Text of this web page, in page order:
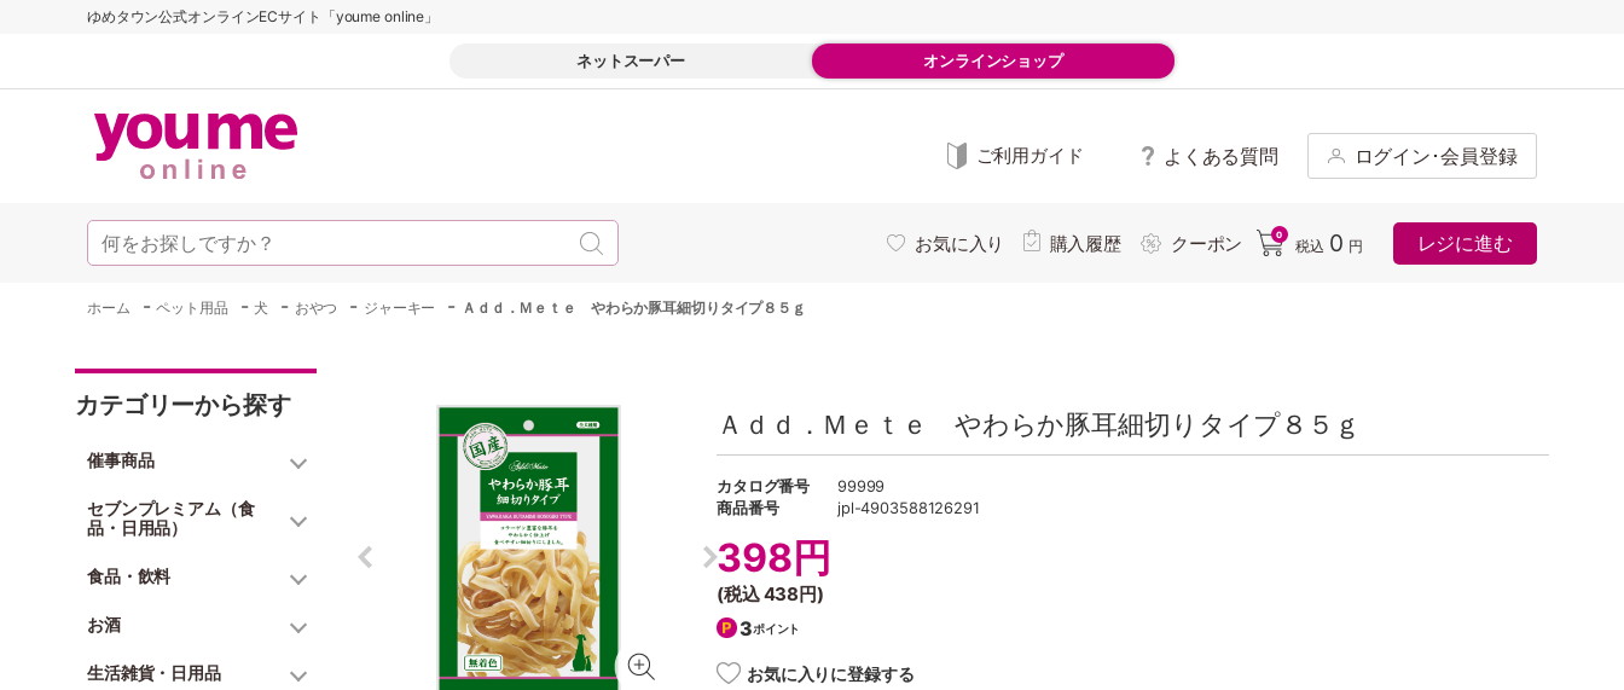
ゆめタウン公式オンラインECサイト「youme online」
ネットスーパー オンラインショップ
ご利用ガイド よくある質問 ログイン･会員登録
お気に入り 購入履歴 クーポン 0
税込 0 円 レジに進む
ホーム -ペット用品 -犬 - おやつ - ジャーキー - Ａｄｄ．Ｍｅｔｅ やわらか豚耳細切りタイプ８５ｇ
カテゴリーから探す
催事商品
セブンプレミアム（食
品・日用品）
食品・飲料
お酒
生活雑貨・日用品
Ａｄｄ．Ｍｅｔｅ やわらか豚耳細切りタイプ８５ｇ
カタログ番号
99999
商品番号
jpl-4903588126291
398円
(税込438円)
3ポイント
お気に入りに登録する